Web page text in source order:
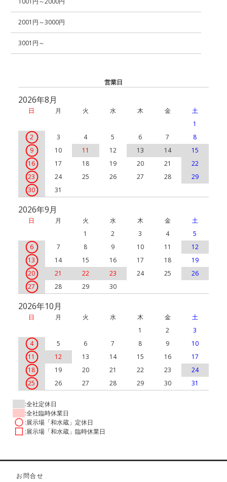
2001円～3000円
3001円～
営業日
2026年8月
日 月 火 水 木 金
土
1
2
3 4 5 6 7
8
9
10 11 12 13 14
15
16
17 18 19 20 21
22
23
24 25 26 27 28
29
30
31
2026年9月
日 月 火 水 木 金
土
1
2 3 4
5
6
7 8 9 10 11
12
13
14 15 16 17 18
19
20
21 22 23 24 25
26
27
28 29 30
2026年10月
日 月 火 水 木 金
土
1
2
3
4
5 6 7 8 9
10
11
12 13 14 15 16
17
18
19 20 21 22 23
24
25
26 27 28 29 30 31
:全社定休日
:全社臨時休業日
:展示場「和水蔵」定休日
:展示場「和水蔵」臨時休業日
お問合せ